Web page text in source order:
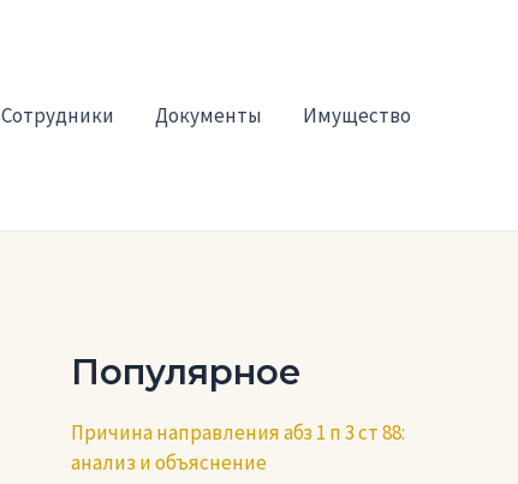
Сотрудники Документы Имущество
Популярное
Причина направления абз 1 п 3 ст 88:
анализ и объяснение